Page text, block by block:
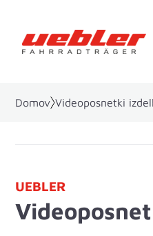
Domov Videoposnetki
UEBLER